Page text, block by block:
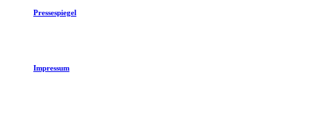
Pressespiegel
Impressum